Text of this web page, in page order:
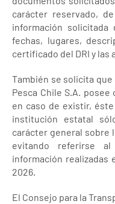
carácter reservado,
información
fechas, lugares,
certificado del DRI y las
También se solicita
Pesca Chile S.A.
en caso de existir,
institución estatal
carácter general sobre
evitando referirse
información realizadas
2026.
El Consejo para la